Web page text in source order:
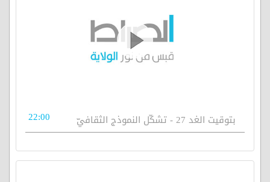
بتوقيت الغد 27 - تشكّل النموذج الثقافيّ 22:00